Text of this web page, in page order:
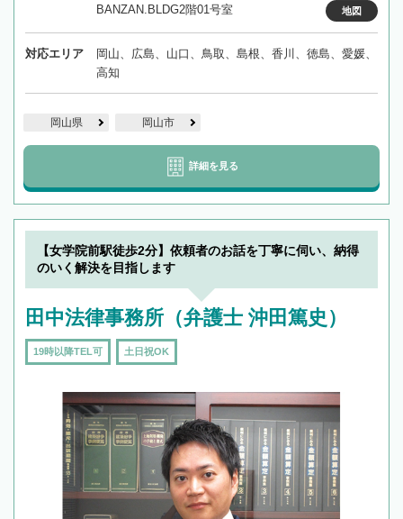
BANZAN.BLDG2階01号室
地図
対応エリア
岡山、広島、山口、鳥取、島根、香川、徳島、愛媛、
高知
岡山県 岡山市
詳細を見る
【女学院前駅徒歩2分】依頼者のお話を丁寧に伺い、納得
のいく解決を目指します
田中法律事務所（弁護士 沖田篤史）
19時以降TEL可 土日祝OK